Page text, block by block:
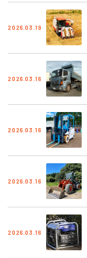
2026.03.19
2026.03.16
2026.03.16
2026.03.16
2026.03.16